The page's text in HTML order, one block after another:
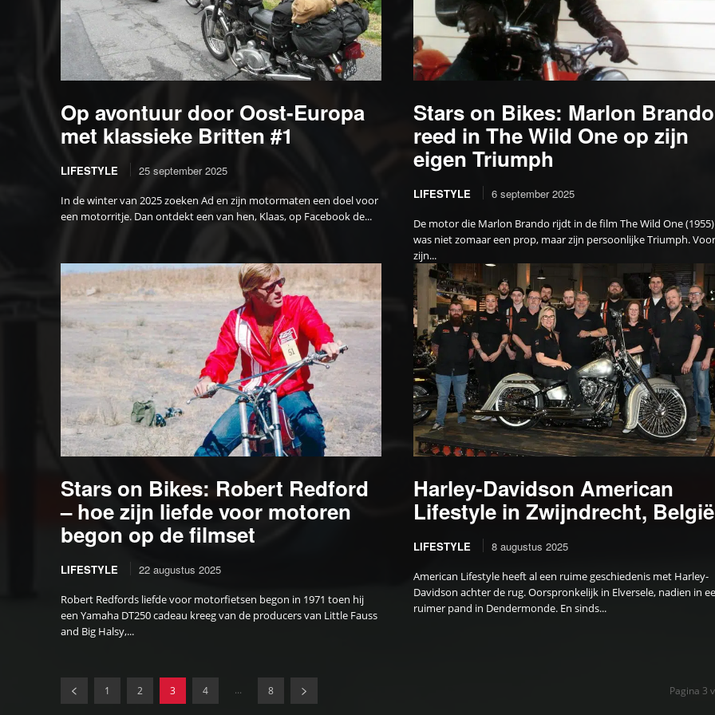
Op avontuur door Oost-Europa
met klassieke Britten #1
LIFESTYLE 25 september 2025
In de winter van 2025 zoeken Ad en zijn motormaten een doel voor
een motorritje. Dan ontdekt een van hen, Klaas, op Facebook de...
Stars on Bikes: Marlon Brando
reed in The Wild One op zijn
eigen Triumph
LIFESTYLE 6 september 2025
De motor die Marlon Brando rijdt in de film The Wild One (1955)
was niet zomaar een prop, maar zijn persoonlijke Triumph.
zijn...
Stars on Bikes: Robert Redford
– hoe zijn liefde voor motoren
begon op de filmset
LIFESTYLE 22 augustus 2025
Robert Redfords liefde voor motorfietsen begon in 1971 toen hij
een Yamaha DT250 cadeau kreeg van de producers van Little Fauss
and Big Halsy,...
Harley-Davidson American
Lifestyle in Zwijndrecht, België
LIFESTYLE 8 augustus 2025
American Lifestyle heeft al een ruime geschiedenis met Harley-
Davidson achter de rug. Oorspronkelijk in Elversele, nadien in
ruimer pand in Dendermonde. En sinds...
1 2 3 4 ... 8 Pagina 3